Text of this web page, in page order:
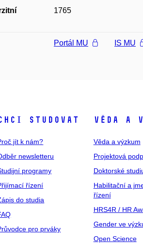
1765
Portál MU IS MU
studovat
jít k nám?
newsletteru
programy
řízení
do studia
pro prváky
Věda a
Věda a výzkum
Projektová
Doktorské
Habilitační a
řízení
HRS4R / HR
Gender ve
Open Science